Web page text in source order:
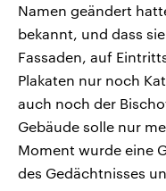
Namen geändert
bekannt, und dass
Fassaden, auf
Plakaten nur noch
auch noch der
Gebäude solle nur
Moment wurde eine
des Gedächtnisses